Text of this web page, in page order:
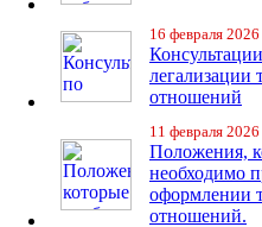
16 февраля 2026
легализации
отношений
11 февраля 2026
Положения,
необходимо
оформлении
отношений.